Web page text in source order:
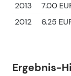
2013
7.00
2012
6.25
Ergebnis-